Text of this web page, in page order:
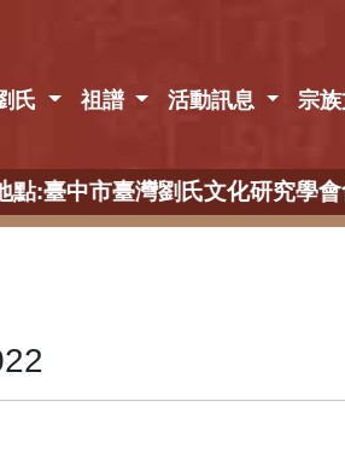
氏 祖譜 活動訊息 宗
市臺灣劉氏文化研究學會會